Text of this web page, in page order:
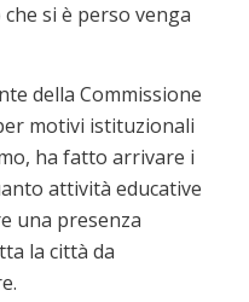
si è perso venga
della Commissione
motivi istituzionali
ha fatto arrivare i
attività educative
una presenza
la città da